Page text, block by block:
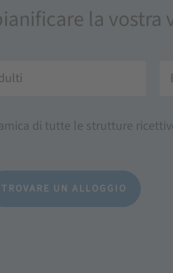
la vostra
di tutte le strutture
TROVARE UN ALLOGGIO